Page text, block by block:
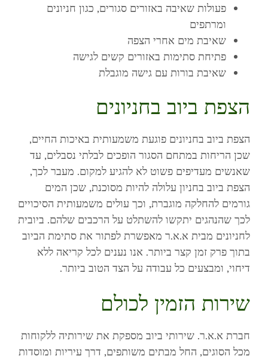
פעולות שאיבה באזורים סגורים, כגון חניונים
ומרתפים
שאיבת מים אחרי הצפה
פתיחת סתימות באזורים קשים לגישה
שאיבת בורות עם גישה מוגבלת
הצפת ביוב בחניונים
הצפת ביוב בחניונים פוגעת משמעותית באיכות החיים,
שכן הריחות במתחם הסגור הופכים לבלתי נסבלים, עד
שאנשים מעדיפים פשוט לא להגיע למקום. מעבר לכך,
הצפת ביוב בחניון עלולה להיות מסוכנת, שכן המים
גורמים להחלקה מוגברת, וכך עולים משמעותית הסיכויים
לכך שהנהגים יתקשו להשתלט על הרכבים שלהם. ביובית
לחניונים מבית א.א.ר מאפשרת לפתור את סתימת הביוב
בתוך פרק זמן קצר ביותר. אנו נענים לכל קריאה ללא
דיחוי, ומבצעים כל עבודה על הצד הטוב ביותר.
שירות הזמין לכולם
חברת א.א.ר. שירותי ביוב מספקת את שירותיה ללקוחות
מכל הסוגים, החל מבתים משותפים, דרך עיריות ומוסדות